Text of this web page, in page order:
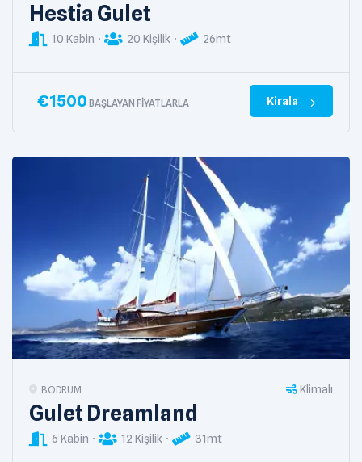
Hestia Gulet
10 Kabin 20 Kişilik 26mt
€1500 BAŞLAYAN FIYATLARLA Kirala
BODRUM Klimalı
Gulet Dreamland
6 Kabin 12 Kişilik 31mt